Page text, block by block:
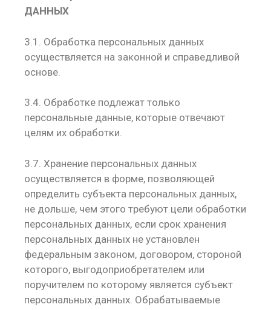
ДАННЫХ
3.1. Обработка персональных данных
осуществляется на законной и справедливой
основе.
3.4. Обработке подлежат только
персональные данные, которые отвечают
целям их обработки.
3.7. Хранение персональных данных
осуществляется в форме, позволяющей
определить субъекта персональных данных,
не дольше, чем этого требуют цели обработки
персональных данных, если срок хранения
персональных данных не установлен
федеральным законом, договором, стороной
которого, выгодоприобретателем или
поручителем по которому является субъект
персональных данных. Обрабатываемые